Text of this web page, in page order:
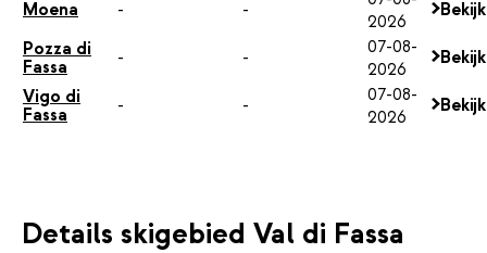
Moena - -
2026
Pozza di
Fassa
- -
07-08-
2026
Vigo di
Fassa
- -
07-08-
2026
Details skigebied Val di Fassa